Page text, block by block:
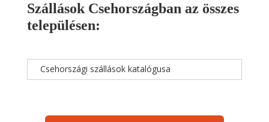
Szállások Csehországban az összes
településen:
Csehországi szállások katalógusa